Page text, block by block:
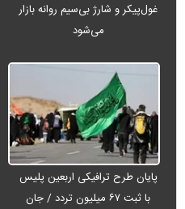
غول‌پیکر و شارژ بی‌سیم روانه بازار
می‌شود
پایان طرح ترافیکی اربعین پلیس
با ثبت ۶۷ میلیون تردد / جان